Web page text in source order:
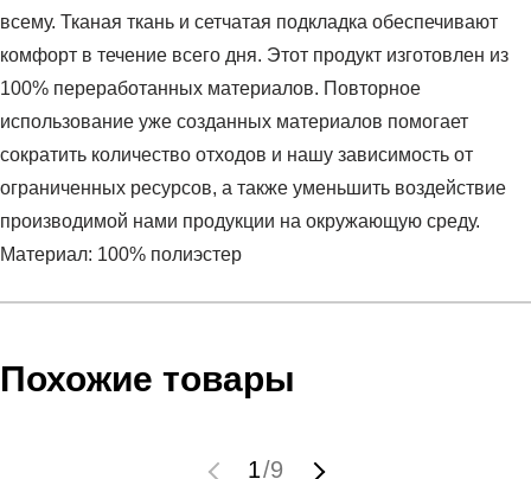
всему. Тканая ткань и сетчатая подкладка обеспечивают
комфорт в течение всего дня. Этот продукт изготовлен из
100% переработанных материалов. Повторное
использование уже созданных материалов помогает
сократить количество отходов и нашу зависимость от
ограниченных ресурсов, а также уменьшить воздействие
производимой нами продукции на окружающую среду.
Материал: 100% полиэстер
Пол:мужской
Заказ берется в работу только после оплаты счета.
Счет заранее согласовывается с клиентом.
выставления счета менеджером.
Похожие товары
1/9